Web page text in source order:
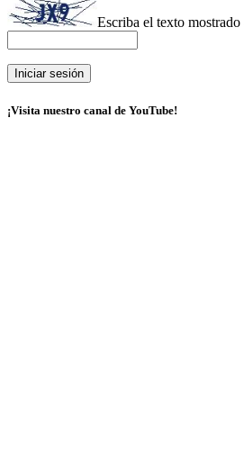
Escriba el texto mostrado
¡Visita nuestro canal de YouTube!